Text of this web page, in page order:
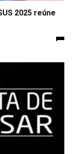
2025 reúne